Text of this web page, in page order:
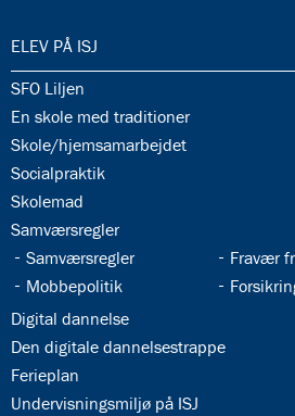
34.0:
ELEV PÅ ISJ
34.1:
SFO Liljen
34.2:
En skole med traditioner
34.3:
Skole/hjemsamarbejdet
34.4:
Socialpraktik
34.5:
Skolemad
34.6:
Samværsregler
34.7:
Samværsregler 34.8:
Fravær
34.9:
Mobbepolitik 34.10:
34.11:
Digital dannelse
34.12:
Den digitale dannelsestrappe
34.13:
Ferieplan
34.14:
Undervisningsmiljø på ISJ